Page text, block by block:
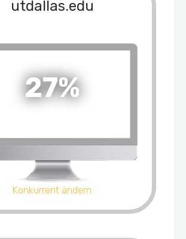
utdallas.edu
27%
Konkurrent ändern